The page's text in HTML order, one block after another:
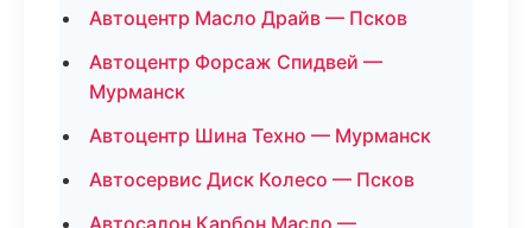
Автоцентр Масло Драйв — Псков
Автоцентр Форсаж Спидвей —
Мурманск
Автоцентр Шина Техно — Мурманск
Автосервис Диск Колесо — Псков
Автосалон Карбон Масло —